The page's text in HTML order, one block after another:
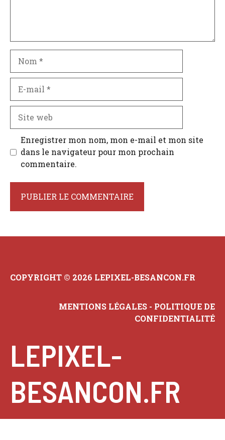
mail
web
Enregistrer mon nom, mon e-mail et mon site
dans le navigateur pour mon prochain
commentaire.
COPYRIGHT © 2026 LEPIXEL-BESANCON.FR
MENTIONS LÉGALES - POLITIQUE DE
CONFIDENTIALITÉ
LEPIXEL-
BESANCON.FR